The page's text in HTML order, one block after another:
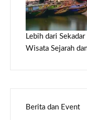
Lebih dari
Wisata Sejarah
Berita dan Event